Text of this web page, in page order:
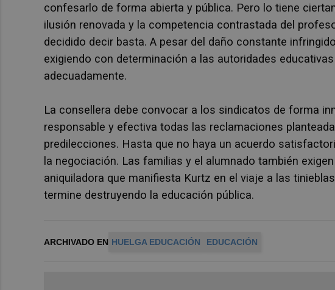
confesarlo de forma abierta y pública. Pero lo tiene
ilusión renovada y la competencia contrastada del
decidido decir basta. A pesar del daño constante
exigiendo con determinación a las autoridades
adecuadamente.
La consellera debe convocar a los sindicatos de forma
responsable y efectiva todas las reclamaciones
predilecciones. Hasta que no haya un acuerdo
la negociación. Las familias y el alumnado también
aniquiladora que manifiesta Kurtz en el viaje a las
termine destruyendo la educación pública.
ARCHIVADO EN HUELGA EDUCACIÓN EDUCACIÓN